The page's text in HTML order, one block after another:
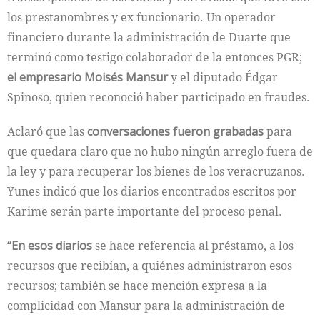
los prestanombres y ex funcionario. Un operador
financiero durante la administración de Duarte que
terminó como testigo colaborador de la entonces PGR;
el empresario Moisés Mansury el diputado Édgar
Spinoso, quien reconoció haber participado en fraudes.
Aclaró que lasconversaciones fueron grabadaspara
que quedara claro que no hubo ningún arreglo fuera de
la ley y para recuperar los bienes de los veracruzanos.
Yunes indicó que los diarios encontrados escritos por
Karime serán parte importante del proceso penal.
“En esos diariosse hace referencia al préstamo, a los
recursos que recibían, a quiénes administraron esos
recursos; también se hace mención expresa a la
complicidad con Mansur para la administración de